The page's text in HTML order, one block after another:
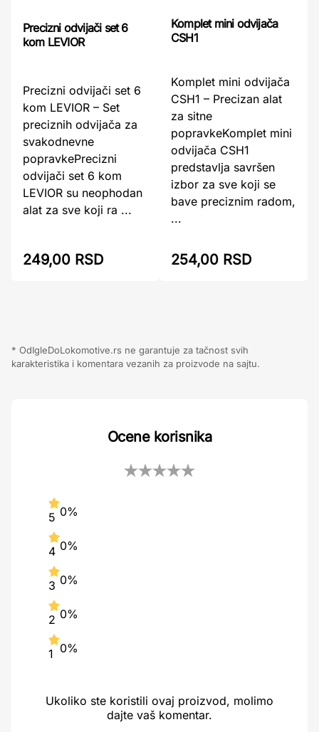
Precizni odvijači set 6
kom LEVIOR
Precizni odvijači set 6
kom LEVIOR – Set
preciznih odvijača za
svakodnevne
popravkePrecizni
odvijači set 6 kom
LEVIOR su neophodan
alat za sve koji ra ...
249,00 RSD
Komplet mini odvijača
CSH1
Komplet mini odvijača
CSH1 – Precizan alat
za sitne
popravkeKomplet mini
odvijača CSH1
predstavlja savršen
izbor za sve koji se
bave preciznim radom,
...
254,00 RSD
* OdIgleDoLokomotive.rs ne garantuje za tačnost svih
karakteristika i komentara vezanih za proizvode na sajtu.
Ocene korisnika
5 0%
4 0%
3 0%
2 0%
1 0%
Ukoliko ste koristili ovaj proizvod, molimo
dajte vaš komentar.